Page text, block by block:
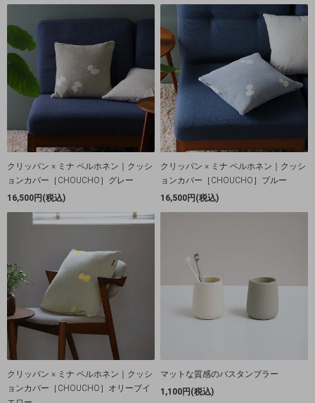
クリッパン × ミナ ペルホネン｜クッシ
ョンカバー［CHOUCHO］グレー
16,500円(税込)
クリッパン × ミナ ペルホネン｜クッシ
ョンカバー［CHOUCHO］ブルー
16,500円(税込)
クリッパン × ミナ ペルホネン｜クッシ
ョンカバー［CHOUCHO］オリーブイ
マットな質感のバスタンブラー
1,100円(税込)